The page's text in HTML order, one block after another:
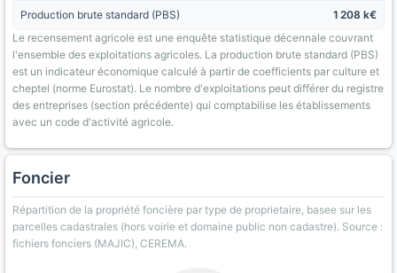
Production brute standard (PBS)
1 208 k€
Le recensement agricole est une enquête statistique décennale couvrant
l'ensemble des exploitations agricoles. La production brute standard (PBS)
est un indicateur économique calculé à partir de coefficients par culture et
cheptel (norme Eurostat). Le nombre d'exploitations peut différer du registre
des entreprises (section précédente) qui comptabilise les établissements
avec un code d'activité agricole.
Foncier
Répartition de la propriété foncière par type de proprietaire, basee sur les
parcelles cadastrales (hors voirie et domaine public non cadastre). Source :
fichiers fonciers (MAJIC), CEREMA.